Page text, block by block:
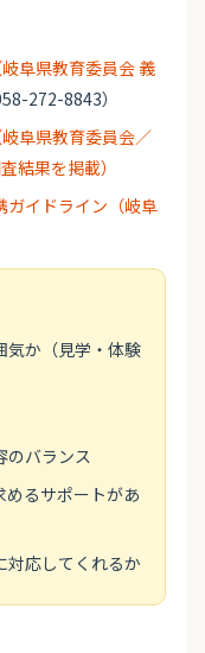
阜県教育委員会 義
272-8843）
阜県教育委員会／
結果を掲載）
ガイドライン（岐阜
気か（見学・体験
のバランス
るサポートがあ
対応してくれるか